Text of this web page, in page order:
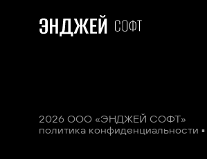
2026 ООО «ЭНДЖЕЙ СОФТ»
политика конфиденциальности ▪